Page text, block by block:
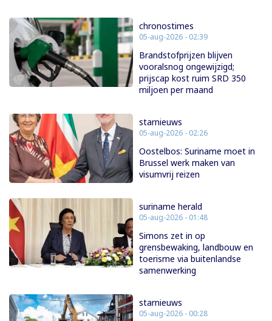
chronostimes
05-aug-2026 - 02:39
Brandstofprijzen blijven
vooralsnog ongewijzigd;
prijscap kost ruim SRD 350
miljoen per maand
starnieuws
05-aug-2026 - 02:26
Oostelbos: Suriname moet in
Brussel werk maken van
visumvrij reizen
suriname herald
05-aug-2026 - 01:48
Simons zet in op
grensbewaking, landbouw en
toerisme via buitenlandse
samenwerking
starnieuws
05-aug-2026 - 00:28